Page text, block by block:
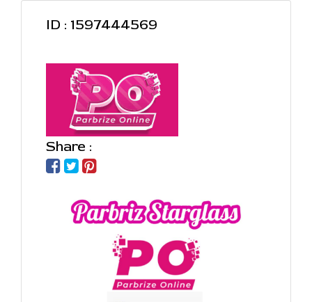
ID : 1597444569
Share :